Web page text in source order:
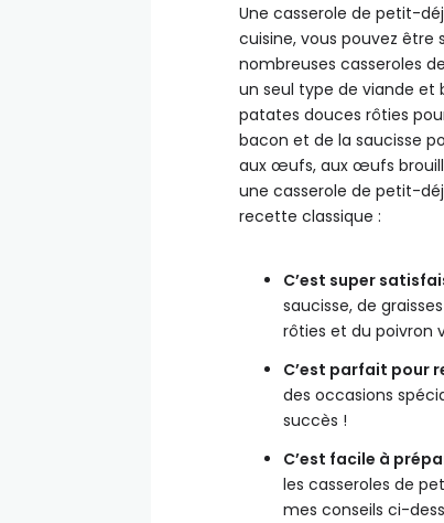
Une casserole de petit-
cuisine, vous pouvez être
nombreuses casseroles
un seul type de viande et
patates douces rôties
bacon et de la saucisse
aux œufs, aux œufs
une casserole de petit-
recette classique :
C’est super
saucisse, de
rôties et du poivron
C’est parfait pour
des occasions
succès !
C’est facile à
les casseroles de
mes conseils ci-